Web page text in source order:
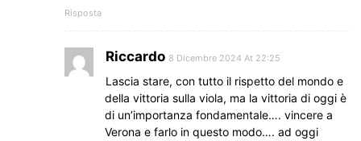
Risposta
Riccardo 8 Dicembre 2024 At 22:25
Lascia stare, con tutto il rispetto del mondo e
della vittoria sulla viola, ma la vittoria di oggi è
di un’importanza fondamentale…. vincere a
Verona e farlo in questo modo…. ad oggi